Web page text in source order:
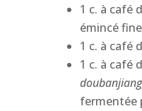
1 c. à café
émincé
1 c. à café
1 c. à café
doubanjiang
fermentée